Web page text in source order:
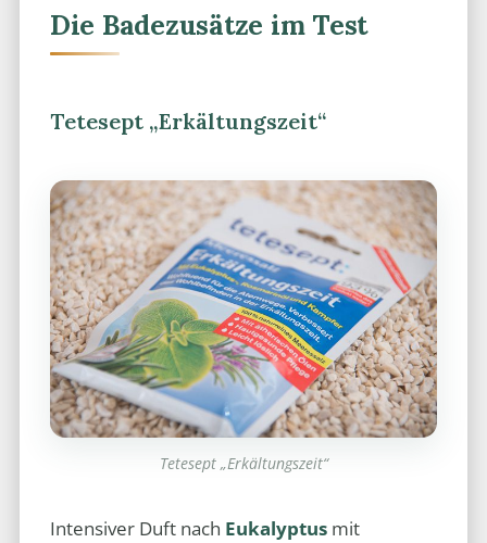
Die Badezusätze im Test
Tetesept „Erkältungszeit“
Tetesept „Erkältungszeit“
Intensiver Duft nach Eukalyptusmit